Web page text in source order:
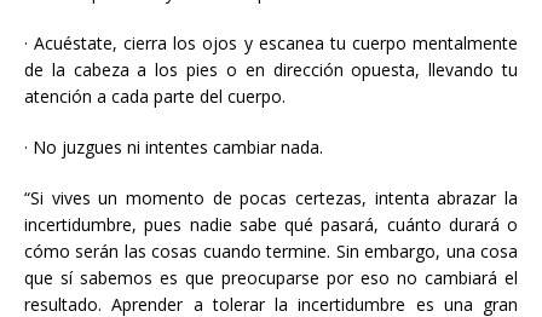
· Acuéstate, cierra los ojos y escanea tu cuerpo mentalmente
de la cabeza a los pies o en dirección opuesta, llevando tu
atención a cada parte del cuerpo.
· No juzgues ni intentes cambiar nada.
“Si vives un momento de pocas certezas, intenta abrazar la
incertidumbre, pues nadie sabe qué pasará, cuánto durará o
cómo serán las cosas cuando termine. Sin embargo, una cosa
que sí sabemos es que preocuparse por eso no cambiará el
resultado. Aprender a tolerar la incertidumbre es una gran